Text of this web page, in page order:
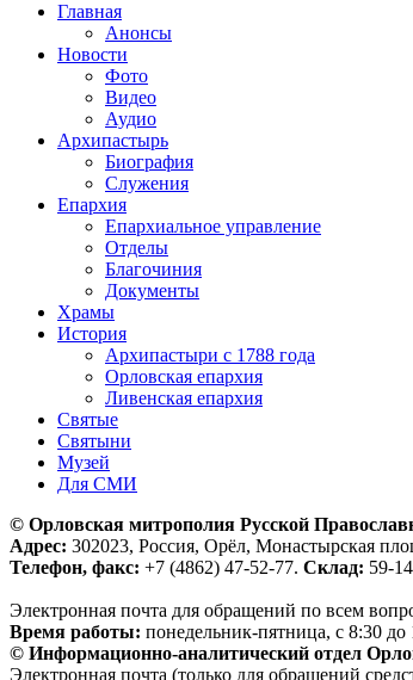
Главная
Анонсы
Новости
Фото
Видео
Аудио
Архипастырь
Биография
Служения
Епархия
Епархиальное управление
Отделы
Благочиния
Документы
Храмы
История
Архипастыри с 1788 года
Орловская епархия
Ливенская епархия
Святые
Святыни
Музей
Для СМИ
© Орловская митрополия Русской
Адрес: 302023, Россия, Орёл, Монастырская
Телефон, факс: +7 (4862) 47-52-77. Склад: 59-
Электронная почта для обращений по всем
Время работы: понедельник-пятница, с 8:30 до
© Информационно-аналитический отдел
Электронная почта (только для обращений